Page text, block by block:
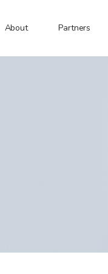
About Partners